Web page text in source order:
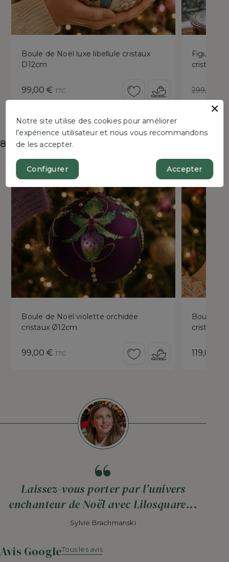
Boule de Noël luxe libellule cristaux
D12cm
Prix
99,00 € TTC
Figurine
cristaux
Prix
de
299,00 €
8 autres produits dans la même catégorie :
Boule de Noël violette orchidée
cristaux Ø12cm
Prix
99,00 € TTC
Boule de
cristaux
Prix
119,00 €
Laissez-vous porter par l’univers
enchanteur de Noël avec Lilosquare...
Sylvie Brachmanski
Avis GoogleTous les avis
Notre site utilise des cookies pour améliorer
l'expérience utilisateur et nous vous recommandons
de les accepter.
Configurer Accepter